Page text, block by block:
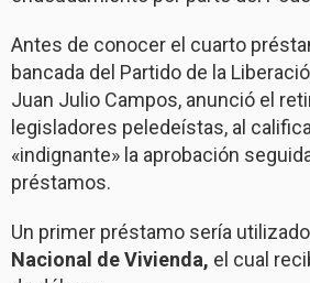
Antes de conocer el cuarto
bancada del Partido de la
Juan Julio Campos, anunció el
legisladores peledeístas, al
«indignante» la aprobación
préstamos.
Un primer préstamo sería
Nacional de Vivienda, el cual